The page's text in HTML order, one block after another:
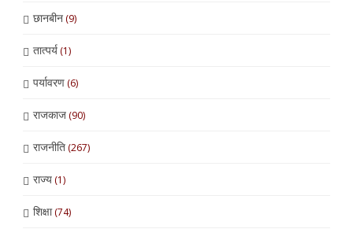
छानबीन(9)
तात्पर्य(1)
पर्यावरण(6)
राजकाज(90)
राजनीति(267)
राज्य(1)
शिक्षा(74)